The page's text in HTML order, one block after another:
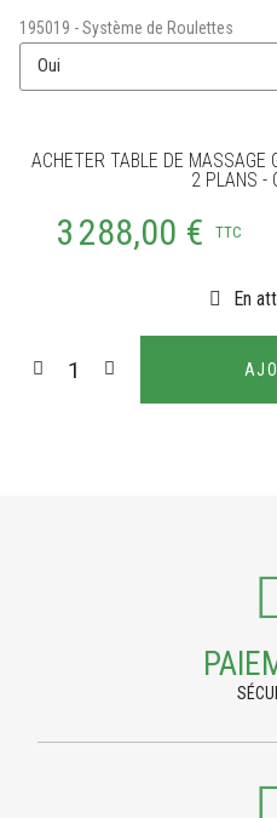
195019 - Système de Roulettes
ACHETER TABLE DE MASSAGE
2 PLANS -
3 288,00 € TTC
En